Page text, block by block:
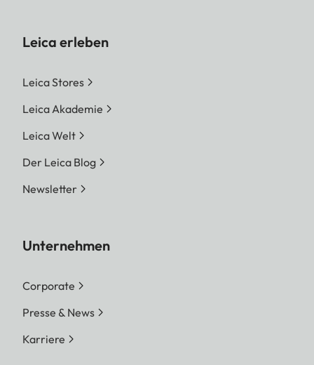
Leica erleben
Leica Stores
Leica Akademie
Leica Welt
Der Leica Blog
Newsletter
Unternehmen
Corporate
Presse & News
Karriere